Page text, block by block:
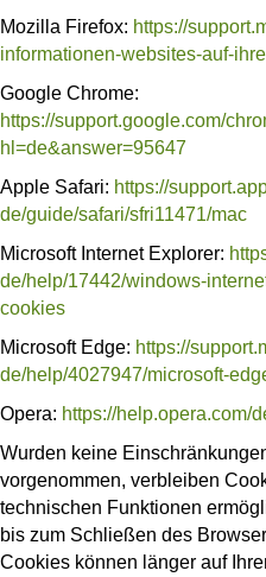
Mozilla Firefox: https://
informationen-websites-auf-
Google Chrome:
https://support.google.com/
hl=de&answer=95647
Apple Safari: https://
de/guide/safari/sfri11471/mac
Microsoft Internet Explorer:
de/help/17442/windows-
cookies
Microsoft Edge: https://
de/help/4027947/microsoft-
Opera: https://help.opera.com/
Wurden keine
vorgenommen, verbleiben
technischen Funktionen
bis zum Schließen des
Cookies können länger auf